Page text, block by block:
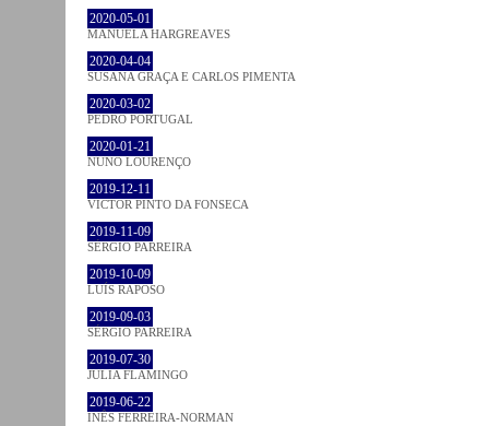
2020-05-01
MANUELA HARGREAVES
2020-04-04
SUSANA GRAÇA E CARLOS PIMENTA
2020-03-02
PEDRO PORTUGAL
2020-01-21
NUNO LOURENÇO
2019-12-11
VICTOR PINTO DA FONSECA
2019-11-09
SÉRGIO PARREIRA
2019-10-09
LUÍS RAPOSO
2019-09-03
SÉRGIO PARREIRA
2019-07-30
JULIA FLAMINGO
2019-06-22
INÊS FERREIRA-NORMAN